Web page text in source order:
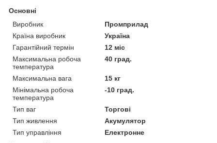
Основні
Виробник
Промприлад
Країна виробник
Україна
Гарантійний термін
12 міс
Максимальна робоча
температура
40 град.
Максимальна вага
15 кг
Мінімальна робоча
температура
-10 град.
Тип ваг
Торгові
Тип живлення
Акумулятор
Тип управління
Електронне